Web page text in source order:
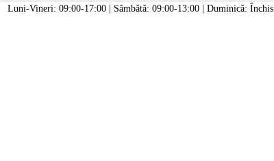
Luni-Vineri: 09:00-17:00 | Sâmbătă: 09:00-13:00 | Duminică: Închis